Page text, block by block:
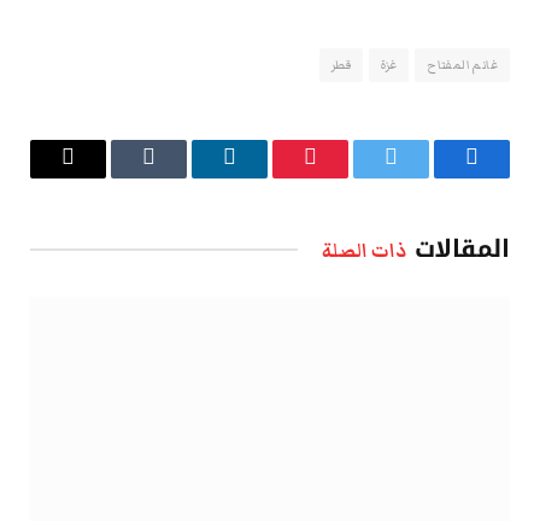
غانم المفتاح غزة قطر
فيسبوك تويتر بينتيريستلينكدإن Tumblr
البريد
المقالات ذات الصلة